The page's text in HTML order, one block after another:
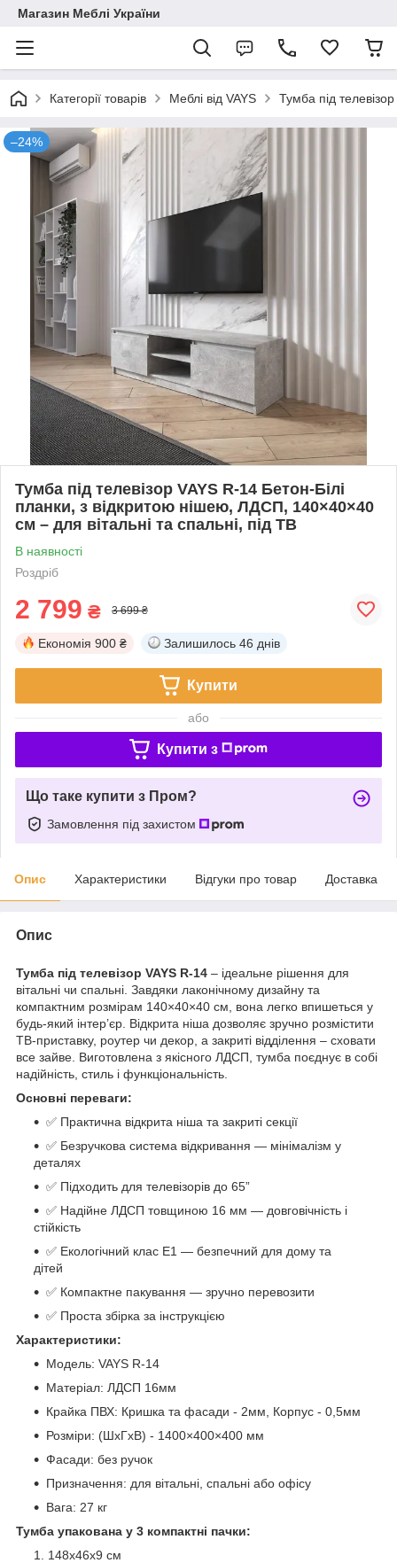
Магазин Меблі України
Категорії товарів Меблі від VAYS Тумба під
–24%
Тумба під телевізор VAYS R-14 Бетон-Білі
планки, з відкритою нішею, ЛДСП, 140×40×40
см – для вітальні та спальні, під ТВ
В наявності
Роздріб
2 799 ₴ 3 699 ₴
Економія 900 ₴ Залишилось 46 днів
Купити
або
Купити з
Що таке купити з Пром?
Замовлення під захистом
Опис Характеристики Відгуки про товар Доставка
Опис
Тумба під телевізор VAYS R-14 – ідеальне рішення для
вітальні чи спальні. Завдяки лаконічному дизайну та
компактним розмірам 140×40×40 см, вона легко впишеться у
будь-який інтер’єр. Відкрита ніша дозволяє зручно розмістити
ТВ-приставку, роутер чи декор, а закриті відділення – сховати
все зайве. Виготовлена з якісного ЛДСП, тумба поєднує в собі
надійність, стиль і функціональність.
Основні переваги:
✅ Практична відкрита ніша та закриті секції
✅ Безручкова система відкривання — мінімалізм у
деталях
✅ Підходить для телевізорів до 65”
✅ Надійне ЛДСП товщиною 16 мм — довговічність і
стійкість
✅ Екологічний клас Е1 — безпечний для дому та
дітей
✅ Компактне пакування — зручно перевозити
✅ Проста збірка за інструкцією
Характеристики:
Модель: VAYS R-14
Матеріал: ЛДСП 16мм
Крайка ПВХ: Кришка та фасади - 2мм, Корпус - 0,5мм
Розміри: (ШхГхВ) - 1400×400×400 мм
Фасади: без ручок
Призначення: для вітальні, спальні або офісу
Вага: 27 кг
Тумба упакована у 3 компактні пачки:
148х46х9 см